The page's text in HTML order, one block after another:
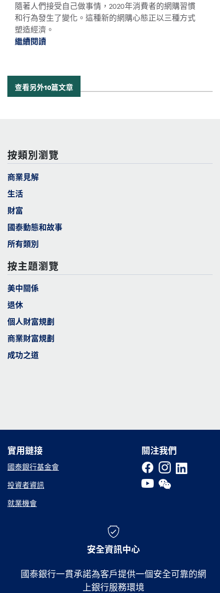
隨著人們接受自己做事情，2020年消費者的網購習慣
和行為發生了變化。這種新的網購心態正以三種方式
塑造經濟。
繼續閱讀繼續閱讀3大新興消費趨勢值得關注 *
按類別瀏覽
商業見解
生活
財富
國泰動態和故事
所有類別
按主題瀏覽
美中關係
退休
個人財富規劃
商業財富規劃
成功之道
查看另外10篇文章
關注我們
實用鏈接
實用鏈接
國泰銀行基金會
投資者資訊
就業機會
安全資訊中心
國泰銀行一貫承諾為客戶提供一個安全可靠的網
上銀行服務環境